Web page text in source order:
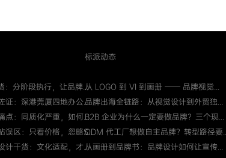
：分阶段执行，让品牌...
证：深港莞厦四地办公...
点：同质化严重，如何...
误区：只看价格，忽略S...
计干货：文化适配，才...
标派动态
从 LOGO 到 VI 到画册 —— 品牌视觉...
品牌出海全链路：从视觉设计到外贸独...
B2B 企业为什么一定要做品牌？三个现...
ODM 代工厂想做自主品牌？转型路径要
从画册到品牌书：品牌设计如何让宣传...